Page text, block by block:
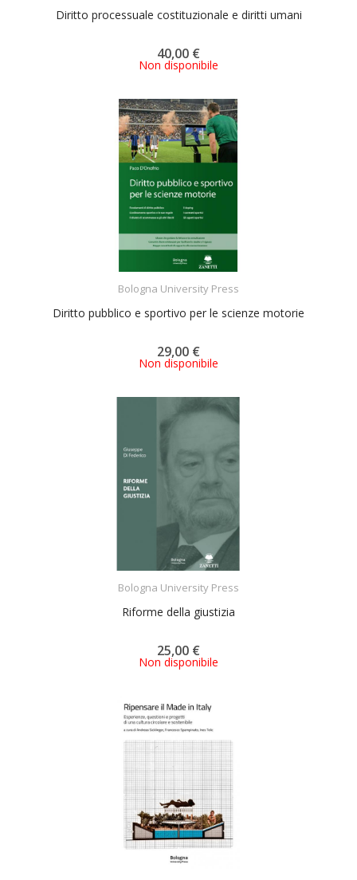
Diritto processuale costituzionale e diritti umani
40,00 €
Non disponibile
Bologna University Press
Diritto pubblico e sportivo per le scienze motorie
29,00 €
Non disponibile
Bologna University Press
Riforme della giustizia
25,00 €
Non disponibile